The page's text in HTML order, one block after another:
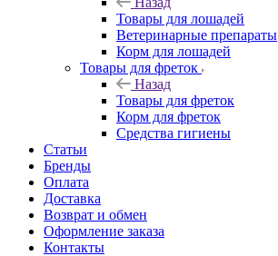
Товары для лошадей
Ветеринарные препараты
Корм для лошадей
Товары для фреток
Назад
Товары для фреток
Корм для фреток
Средства гигиены
Статьи
Бренды
Оплата
Доставка
Возврат и обмен
Оформление заказа
Контакты